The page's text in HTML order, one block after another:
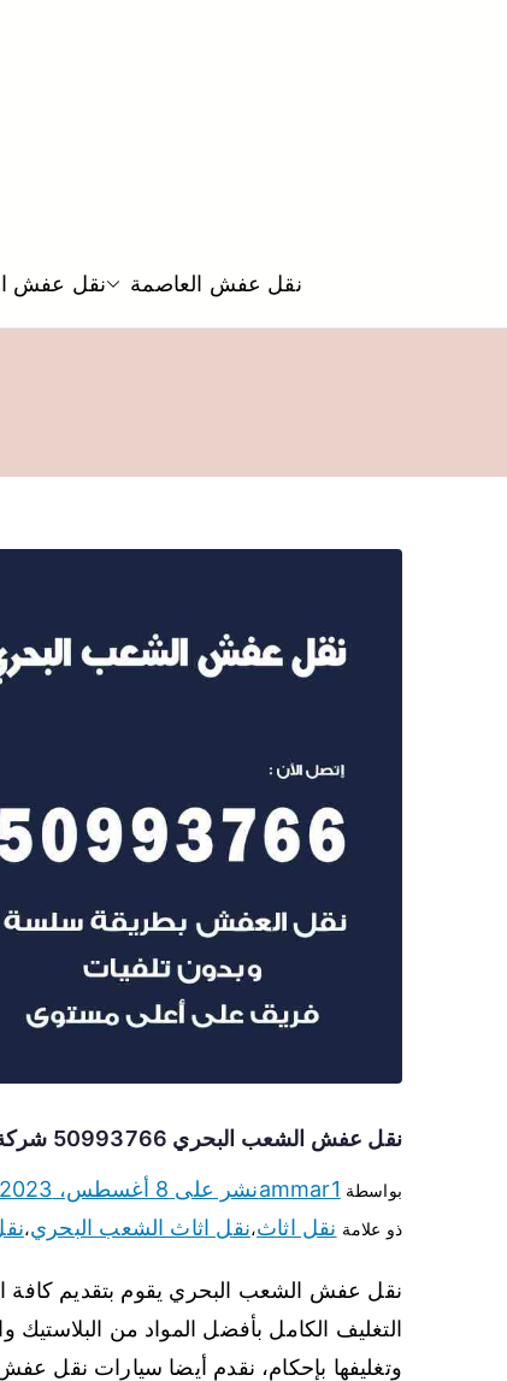
نقل عفش العاصمة نقل عفش
نقل عفش الشعب البحري 50993766 شركة نقل عفش الشعب البحري
بواسطة ammar1نشر على 8 أغسطس، 2023
ذو علامة نقل اثاث،نقل اثاث الشعب البحري،
نقل عفش الشعب البحري يقوم بتقديم
التغليف الكامل بأفضل المواد من البلاستيك
وتغليفها بإحكام، نقدم أيضا سيارات نقل